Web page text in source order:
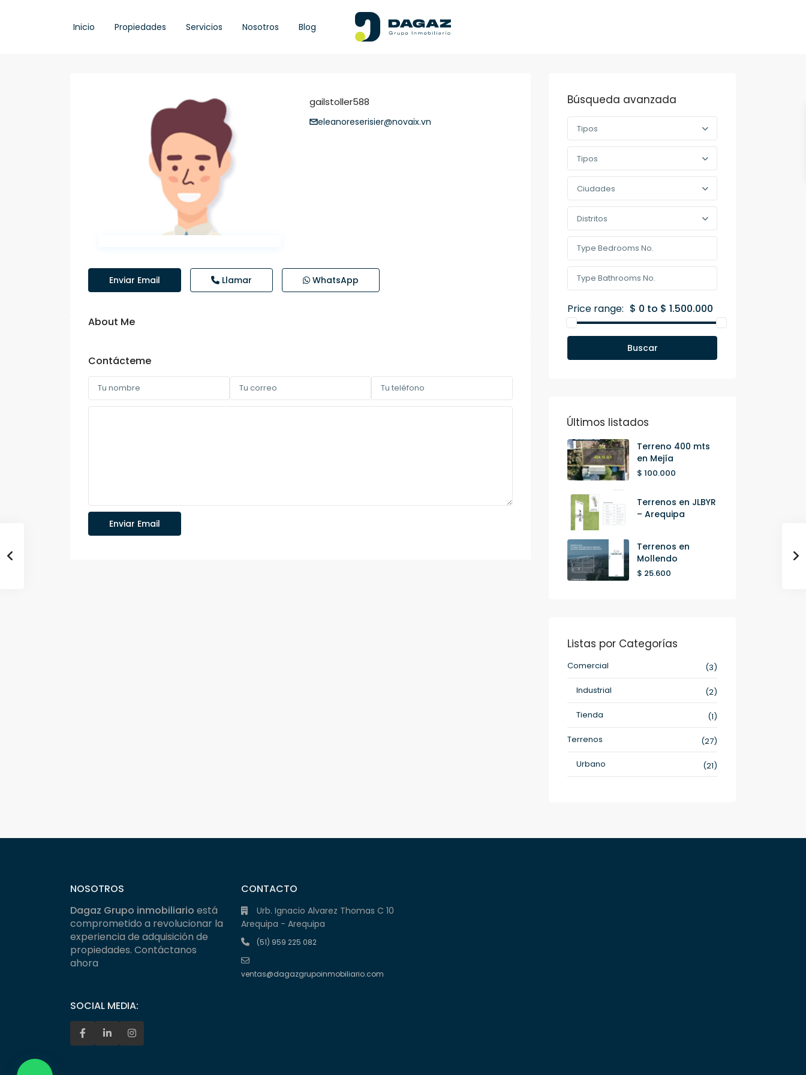
Inicio Propiedades Servicios Nosotros Blog
gailstoller588
eleanoreserisier@novaix.vn
Enviar Email Llamar WhatsApp
About Me
Contácteme
Búsqueda avanzada
Tipos
Tipos
Ciudades
Distritos
Price range: $ 0 to $ 1.500.000
Buscar
Últimos listados
Terreno 400 mts
en Mejía
$ 100.000
Terrenos en JLBYR
– Arequipa
Terrenos en
Mollendo
$ 25.600
Listas por Categorías
Comercial
(3)
Industrial
(2)
Tienda
(1)
Terrenos
(27)
Urbano
(21)
NOSOTROS
Dagaz Grupo inmobiliario está
comprometido a revolucionar la
experiencia de adquisición de
propiedades. Contáctanos
ahora
SOCIAL MEDIA:
CONTACTO
Urb. Ignacio Alvarez Thomas C 10
Arequipa - Arequipa
(51) 959 225 082
ventas@dagazgrupoinmobiliario.com